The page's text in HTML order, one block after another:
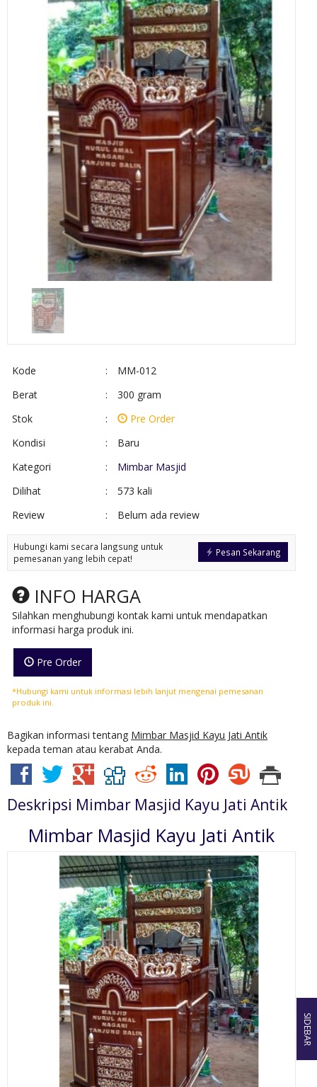
Kode :
MM-012
Berat
:
300 gram
Stok
:
Pre Order
Kondisi
:
Baru
Kategori
:
Mimbar Masjid
Dilihat
:
573 kali
Review
: Belum ada review
Pesan Sekarang
Hubungi kami secara langsung untuk
pemesanan yang lebih cepat!
INFO HARGA
Silahkan menghubungi kontak kami untuk mendapatkan
informasi harga produk ini.
Pre Order
*Hubungi kami untuk informasi lebih lanjut mengenai pemesanan
produk ini.
Bagikan informasi tentang Mimbar Masjid Kayu Jati Antik
kepada teman atau kerabat Anda.
Deskripsi Mimbar Masjid Kayu Jati Antik
Mimbar Masjid Kayu Jati Antik
SIDEBAR